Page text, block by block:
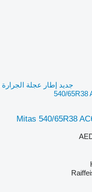
540/65R38
Mitas 540/65R38